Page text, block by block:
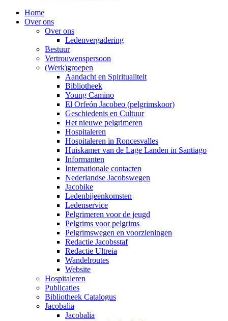
Home
Over ons
Over ons
Ledenvergadering
Bestuur
Vertrouwenspersoon
(Werk)groepen
Aandacht en Spiritualiteit
Bibliotheek
Young Camino
El Orfeón Jacobeo (pelgrimskoor)
Geschiedenis en Cultuur
Het nieuwe pelgrimeren
Hospitaleren
Hospitaleren in Roncesvalles
Huiskamer van de Lage Landen in Santiago
Informanten
Internationale contacten
Nederlandse Jacobswegen
Jacobike
Ledenbijeenkomsten
Ledenservice
Pelgrimeren voor de jeugd
Pelgrims voor pelgrims
Pelgrimswegen en voorzieningen
Redactie Jacobsstaf
Redactie Ultreia
Wandelroutes
Website
Hospitaleren
Publicaties
Bibliotheek Catalogus
Jacobalia
Jacobalia